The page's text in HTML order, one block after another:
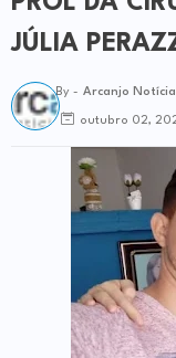
JÚLIA
By - Arcanjo
outubro 02,